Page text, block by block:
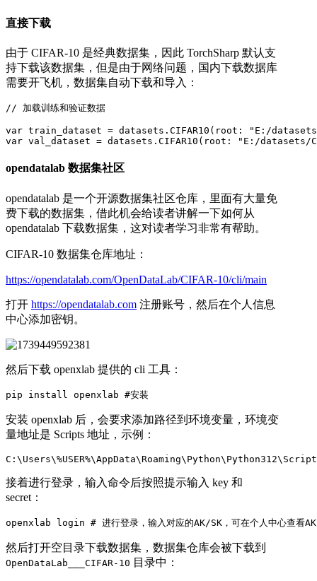
直接下载
由于 CIFAR-10 是经典数据集，因此 TorchSharp 默认支
持下载该数据集，但是由于网络问题，国内下载数据库
需要开飞机，数据集自动下载和导入：
// 加载训练和验证数据
var train_dataset = datasets.CIFAR10(root: "E:/
var val_dataset = datasets.CIFAR10(root: "E:/
opendatalab 数据集社区
opendatalab 是一个开源数据集社区仓库，里面有大量免
费下载的数据集，借此机会给读者讲解一下如何从
opendatalab 下载数据集，这对读者学习非常有帮助。
CIFAR-10 数据集仓库地址：
https://opendatalab.com/OpenDataLab/CIFAR-10/cli/main
打开 https://opendatalab.com 注册账号，然后在个人信息
中心添加密钥。
然后下载 openxlab 提供的 cli 工具：
pip install openxlab #安装
安装 openxlab 后，会要求添加路径到环境变量，环境变
量地址是 Scripts 地址，示例：
接着进行登录，输入命令后按照提示输入 key 和
secret：
openxlab login # 进行登录，输入对应的AK/SK，可在个人中心查看
然后打开空目录下载数据集，数据集仓库会被下载到
OpenDataLab___CIFAR-10 目录中：